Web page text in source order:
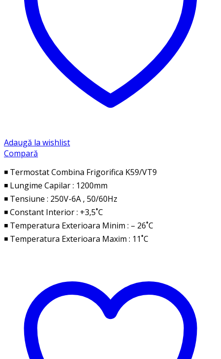
Adaugă la wishlist
Compară
◾ Termostat Combina Frigorifica K59/VT9
◾ Lungime Capilar : 1200mm
◾ Tensiune : 250V-6A , 50/60Hz
◾ Constant Interior : +3,5˚C
◾ Temperatura Exterioara Minim : – 26˚C
◾ Temperatura Exterioara Maxim : 11˚C